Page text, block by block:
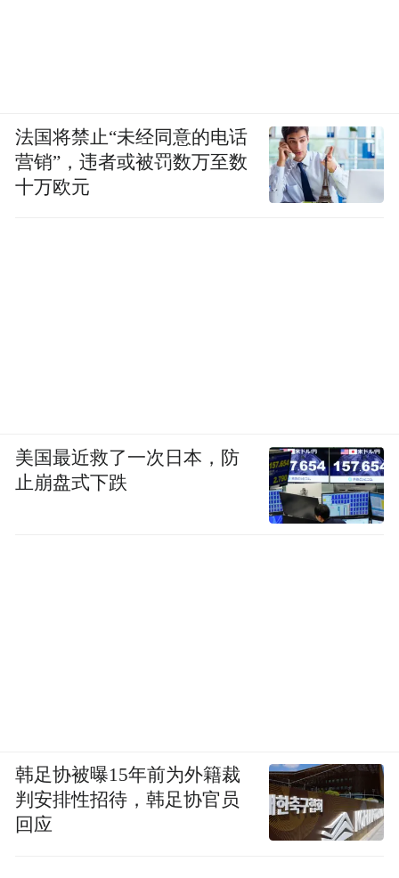
法国将禁止“未经同意的电话
营销”，违者或被罚数万至数
十万欧元
美国最近救了一次日本，防
止崩盘式下跌
韩足协被曝15年前为外籍裁
判安排性招待，韩足协官员
回应